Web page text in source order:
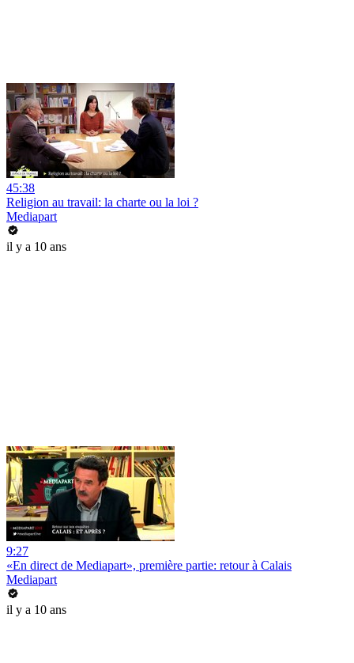
45:38
Religion au travail: la charte ou la loi ?
Mediapart
il y a 10 ans
9:27
«En direct de Mediapart», première partie: retour à Calais
Mediapart
il y a 10 ans